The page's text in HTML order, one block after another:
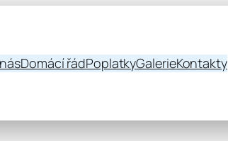
Domácí řádPoplatkyGalerieKontakty